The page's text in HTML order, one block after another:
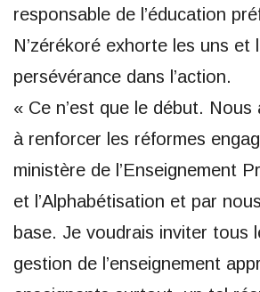
responsable de l’éducation
N’zérékoré exhorte les uns et
persévérance dans l’action.
« Ce n’est que le début.
à renforcer les réformes
ministère de l’Enseignement
et l’Alphabétisation et par
base. Je voudrais inviter tous
gestion de l’enseignement